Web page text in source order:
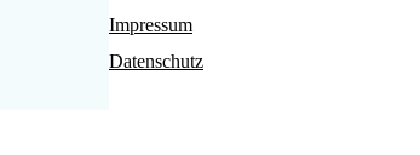
Impressum
Datenschutz